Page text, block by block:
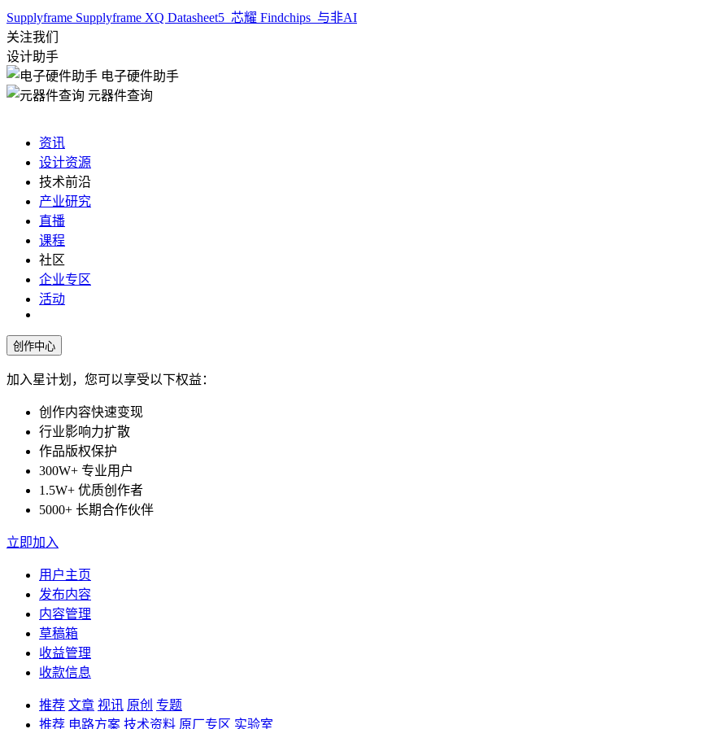
Supplyframe Supplyframe XQ Datasheet5 芯耀 Findchips 与非AI
关注我们
设计助手
电子硬件助手
元器件查询
资讯
设计资源
技术前沿
产业研究
直播
课程
社区
企业专区
活动
创作中心
加入星计划，您可以享受以下权益：
创作内容快速变现
行业影响力扩散
作品版权保护
300W+ 专业用户
1.5W+ 优质创作者
5000+ 长期合作伙伴
立即加入
用户主页
发布内容
内容管理
草稿箱
收益管理
收款信息
推荐 文章 视讯 原创 专题
推荐 电路方案 技术资料 原厂专区 实验室